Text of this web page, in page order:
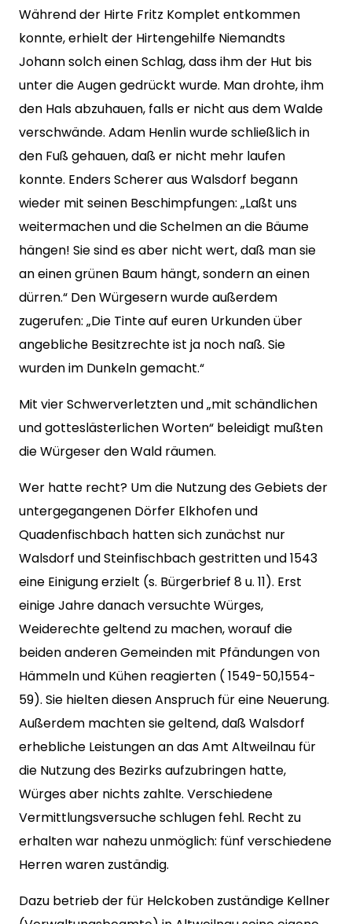
Während der Hirte Fritz Komplet entkommen
konnte, erhielt der Hirtengehilfe Niemandts
Johann solch einen Schlag, dass ihm der Hut bis
unter die Augen gedrückt wurde. Man drohte, ihm
den Hals abzuhauen, falls er nicht aus dem Walde
verschwände. Adam Henlin wurde schließlich in
den Fuß gehauen, daß er nicht mehr laufen
konnte. Enders Scherer aus Walsdorf begann
wieder mit seinen Beschimpfungen: „Laßt uns
weitermachen und die Schelmen an die Bäume
hängen! Sie sind es aber nicht wert, daß man sie
an einen grünen Baum hängt, sondern an einen
dürren.“ Den Würgesern wurde außerdem
zugerufen: „Die Tinte auf euren Urkunden über
angebliche Besitzrechte ist ja noch naß. Sie
wurden im Dunkeln gemacht.“
Mit vier Schwerverletzten und „mit schändlichen
und gotteslästerlichen Worten“ beleidigt mußten
die Würgeser den Wald räumen.
Wer hatte recht? Um die Nutzung des Gebiets der
untergegangenen Dörfer Elkhofen und
Quadenfischbach hatten sich zunächst nur
Walsdorf und Steinfischbach gestritten und 1543
eine Einigung erzielt (s. Bürgerbrief 8 u. 11). Erst
einige Jahre danach versuchte Würges,
Weiderechte geltend zu machen, worauf die
beiden anderen Gemeinden mit Pfändungen von
Hämmeln und Kühen reagierten ( 1549-50,1554-
59). Sie hielten diesen Anspruch für eine Neuerung.
Außerdem machten sie geltend, daß Walsdorf
erhebliche Leistungen an das Amt Altweilnau für
die Nutzung des Bezirks aufzubringen hatte,
Würges aber nichts zahlte. Verschiedene
Vermittlungsversuche schlugen fehl. Recht zu
erhalten war nahezu unmöglich: fünf verschiedene
Herren waren zuständig.
Dazu betrieb der für Helckoben zuständige Kellner